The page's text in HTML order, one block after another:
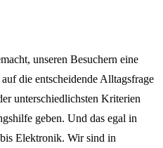
unseren Besuchern eine
die entscheidende Alltagsfrage
unterschiedlichsten Kriterien
geben. Und das egal in
Elektronik. Wir sind in